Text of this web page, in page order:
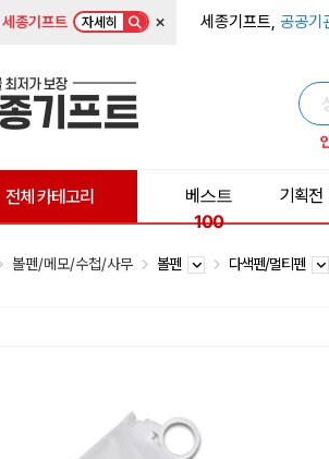
세종기프트 자세히 × 세종기프트, 공공기
전체 카테고리
베스트
100
기획전
볼펜/메모/수첩/사무 볼펜 다색펜/멀티펜